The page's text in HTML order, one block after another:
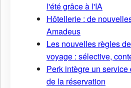
l'été grâce à l'IA
Hôtellerie : de
Amadeus
Les nouvelles règles
voyage : sélective,
Perk intègre un
de la réservation